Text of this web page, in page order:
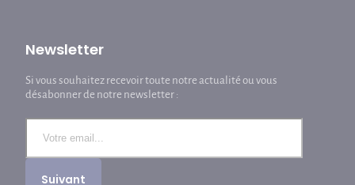
Newsletter
Si vous souhaitez recevoir toute notre actualité ou vous
désabonner de notre newsletter :